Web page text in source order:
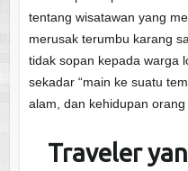
tentang wisatawan yang
merusak terumbu karang
tidak sopan kepada warga
sekadar “main ke suatu
alam, dan kehidupan orang
Traveler